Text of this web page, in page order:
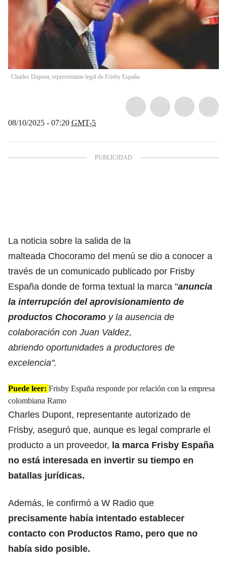
Charles Dupont, representante legal de Frisby España
08/10/2025 - 07:20 GMT-5
La noticia sobre la salida de la
malteada Chocoramo del menú se dio a conocer a
través de un comunicado publicado por Frisby
España donde de forma textual la marca "anuncia
la interrupción del aprovisionamiento de
productos Chocoramo y la ausencia de
colaboración con Juan Valdez,
abriendo oportunidades a productores de
excelencia".
Puede leer: Frisby España responde por relación con la empresa
colombiana Ramo
Charles Dupont, representante autorizado de
Frisby, aseguró que, aunque es legal comprarle el
producto a un proveedor, la marca Frisby España
no está interesada en invertir su tiempo en
batallas jurídicas.
Además, le confirmó a W Radio que
precisamente había intentado establecer
contacto con Productos Ramo, pero que no
había sido posible.